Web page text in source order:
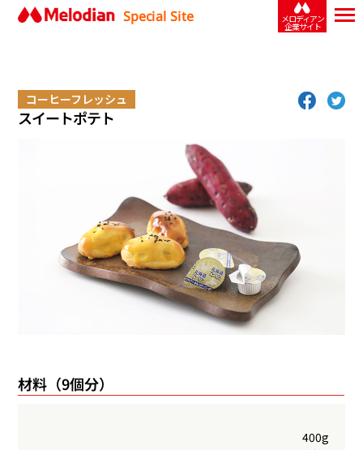
Special Site メロディアン
企業サイト
コーヒーフレッシュ
スイートポテト
材料（9個分）
400g